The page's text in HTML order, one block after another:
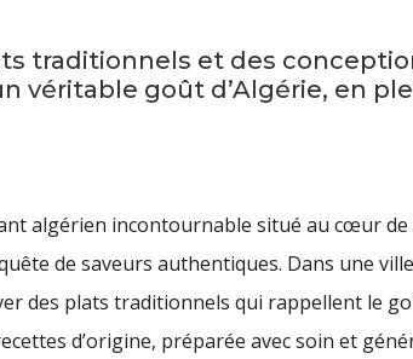
traditionnels et des
véritable goût d’Algérie, en
algérien incontournable situé au cœur de
de saveurs authentiques. Dans une
des plats traditionnels qui rappellent le
d’origine, préparée avec soin et